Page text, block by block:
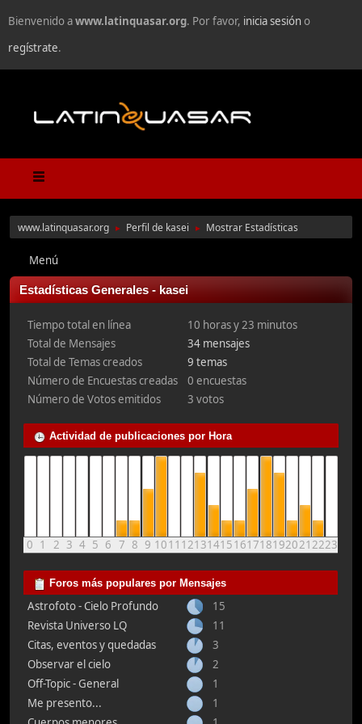
Bienvenido awww.latinquasar.org. Por favor, inicia sesióno
regístrate.
www.latinquasar.org ► Perfil de kasei ► Mostrar Estadísticas
Menú
Estadísticas Generales - kasei
Tiempo total en línea
10 horas y 23 minutos
Total de Mensajes
34 mensajes
Total de Temas creados
9 temas
Número de Encuestas creadas
0 encuestas
Número de Votos emitidos
3 votos
Actividad de publicaciones por Hora
0 1 2 3 4 5 6 7 8 9 1011 121314151617181920212223
Foros más populares por Mensajes
Astrofoto - Cielo Profundo
15
Revista Universo LQ
11
Citas, eventos y quedadas
3
Observar el cielo
2
Off-Topic - General
1
Me presento...
1